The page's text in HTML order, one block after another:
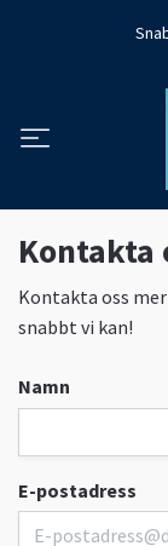
Kontakta
Kontakta oss
snabbt vi kan!
Namn
E-postadress